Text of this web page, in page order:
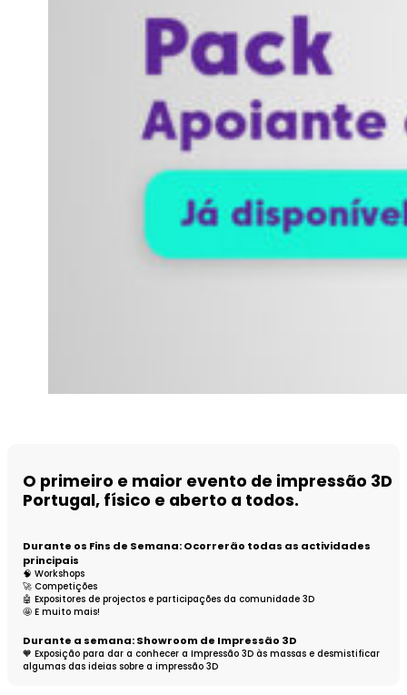
O primeiro e maior evento de impressão 3D
Portugal, físico e aberto a todos.
Durante os Fins de Semana: Ocorrerão todas as actividades
principais
🧠 Workshops
🚀 Competições
🤖 Expositores de projectos e participações da comunidade 3D
🤩 E muito mais!
Durante a semana: Showroom de Impressão 3D
🧡 Exposição para dar a conhecer a Impressão 3D às massas e desmistificar
algumas das ideias sobre a impressão 3D